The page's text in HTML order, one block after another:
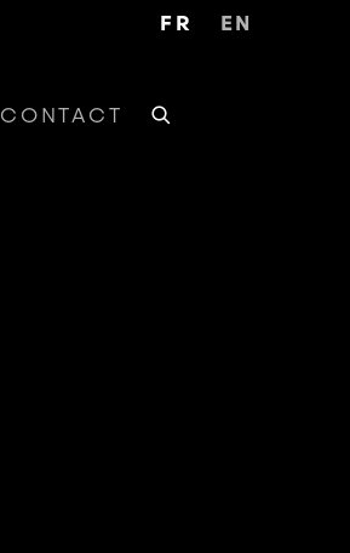
CONTACT
FR EN